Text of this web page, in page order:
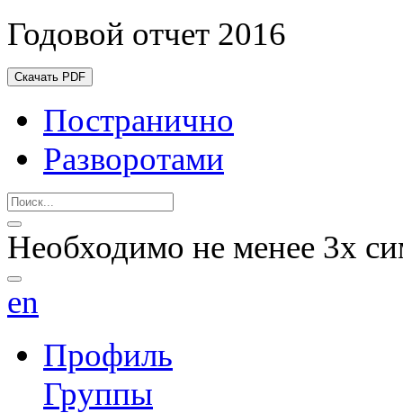
Годовой отчет 2016
Скачать PDF
Постранично
Разворотами
Необходимо не менее 3х
en
Профиль
Группы